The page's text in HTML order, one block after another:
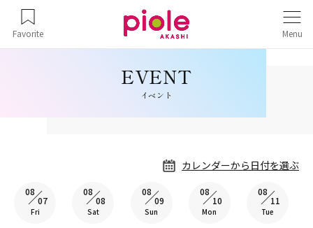
Favorite Menu
イベント
カレンダーから日付を選ぶ
08
07
Fri
08
08
Sat
08
09
Sun
08
10
Mon
08
11
Tue